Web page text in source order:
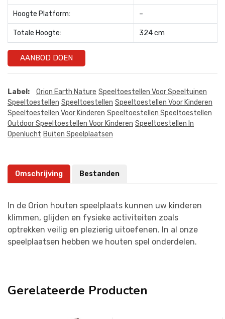
Hoogte Platform: –
Totale Hoogte: 324 cm
AANBOD DOEN
Label: Orion Earth Nature Speeltoestellen Voor Speeltuinen
Speeltoestellen Speeltoestellen Speeltoestellen Voor Kinderen
Speeltoestellen Voor Kinderen Speeltoestellen Speeltoestellen
Outdoor Speeltoestellen Voor Kinderen Speeltoestellen In
Openlucht Buiten Speelplaatsen
Omschrijving Bestanden
In de Orion houten speelplaats kunnen uw kinderen
klimmen, glijden en fysieke activiteiten zoals
optrekken veilig en plezierig uitoefenen. In al onze
speelplaatsen hebben we houten spel onderdelen.
Gerelateerde Producten